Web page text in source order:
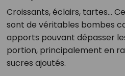
Croissants, éclairs, tartes…
sont de véritables bombes
apports pouvant dépasser
portion, principalement en
sucres ajoutés.